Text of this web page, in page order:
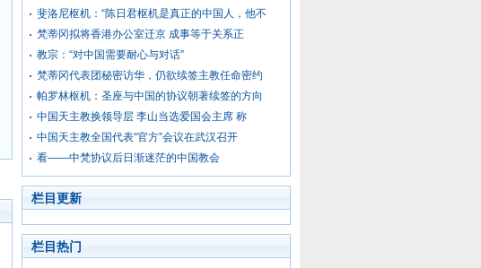
斐洛尼枢机：“陈日君枢机是真正的中国人，他不
梵蒂冈拟将香港办公室迁京 成事等于关系正
教宗：“对中国需要耐心与对话”
梵蒂冈代表团秘密访华，仍欲续签主教任命密约
帕罗林枢机：圣座与中国的协议朝著续签的方向
中国天主教换领导层 李山当选爱国会主席 称
中国天主教全国代表“官方”会议在武汉召开
看——中梵协议后日渐迷茫的中国教会
栏目更新
栏目热门